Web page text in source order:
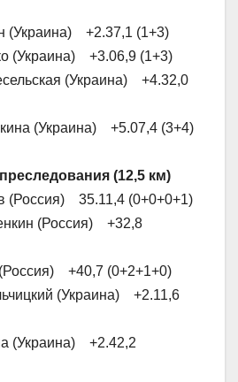
(Украина) +2.37,1 (1+3)
(Украина) +3.06,9 (1+3)
(Украина) +4.32,0
(Украина) +5.07,4 (3+4)
(12,5 км)
(Россия) 35.11,4 (0+0+0+1)
(Россия) +32,8
+40,7 (0+2+1+0)
(Украина) +2.11,6
(Украина) +2.42,2